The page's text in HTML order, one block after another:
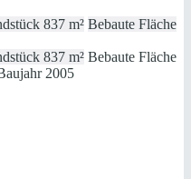
837 m² Bebaute Fläche
837 m² Bebaute Fläche
2005